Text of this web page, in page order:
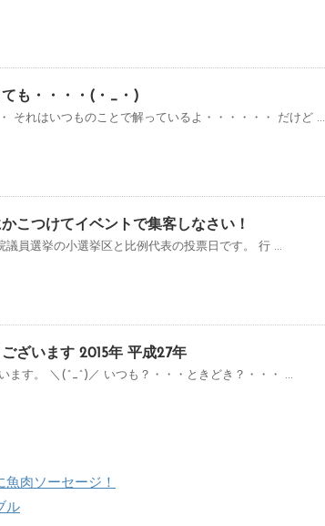
も・・・・(・_・)
それはいつものことで解っているよ・・・・・・ だけど ...
こつけてイベントで集客しなさい！
議員選挙の小選挙区と比例代表の投票日です。 行 ...
ざいます 2015年 平成27年
ます。 ＼(^_^)／ いつも？・・・ときどき？・・・ ...
肉ソーセージ！
ル